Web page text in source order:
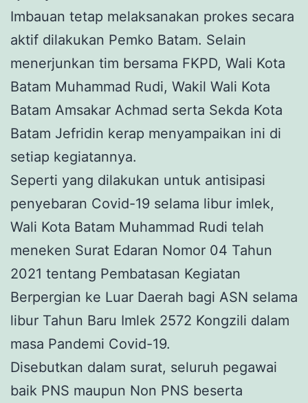
Imbauan tetap melaksanakan prokes secara
aktif dilakukan Pemko Batam. Selain
menerjunkan tim bersama FKPD, Wali Kota
Batam Muhammad Rudi, Wakil Wali Kota
Batam Amsakar Achmad serta Sekda Kota
Batam Jefridin kerap menyampaikan ini di
setiap kegiatannya.
Seperti yang dilakukan untuk antisipasi
penyebaran Covid-19 selama libur imlek,
Wali Kota Batam Muhammad Rudi telah
meneken Surat Edaran Nomor 04 Tahun
2021 tentang Pembatasan Kegiatan
Berpergian ke Luar Daerah bagi ASN selama
libur Tahun Baru Imlek 2572 Kongzili dalam
masa Pandemi Covid-19.
Disebutkan dalam surat, seluruh pegawai
baik PNS maupun Non PNS beserta